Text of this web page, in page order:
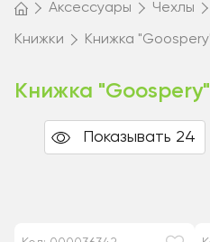
Аксессуары Чехлы
Книжки Книжка
Книжка "Goospery"
Показывать 24